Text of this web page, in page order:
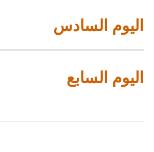
اليوم السادس
اليوم السابع